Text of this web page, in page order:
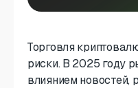
Торговля
риски. В 2025 году
влиянием новостей,